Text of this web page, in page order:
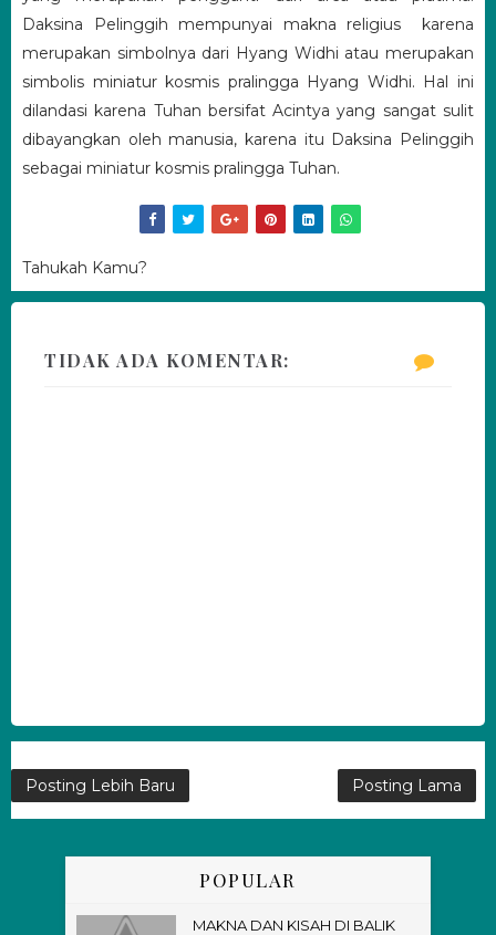
Daksina Pelinggih mempunyai makna religius karena
merupakan simbolnya dari Hyang Widhi atau merupakan
simbolis miniatur kosmis pralingga Hyang Widhi. Hal ini
dilandasi karena Tuhan bersifat Acintya yang sangat sulit
dibayangkan oleh manusia, karena itu Daksina Pelinggih
sebagai miniatur kosmis pralingga Tuhan.
Tahukah Kamu?
TIDAK ADA KOMENTAR:
Posting Lebih Baru Posting Lama
POPULAR
MAKNA DAN KISAH DI BALIK